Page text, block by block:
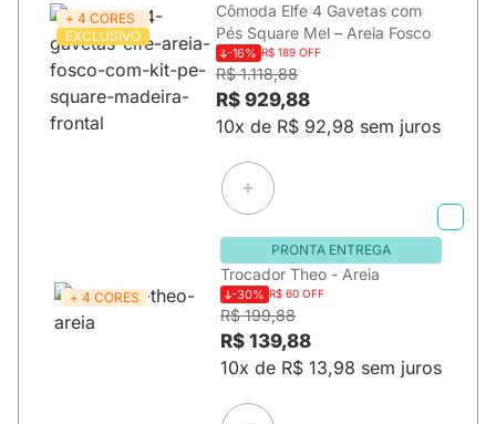
+ 4 CORES
EXCLUSIVO
Cômoda Elfe 4 Gavetas com
Pés Square Mel – Areia Fosco
-16% R$ 189 OFF
R$ 1.118,88
R$ 929,88
10x de R$ 92,98 sem juros
+ 4 CORES
PRONTA ENTREGA
Trocador Theo - Areia
-30% R$ 60 OFF
R$ 199,88
R$ 139,88
10x de R$ 13,98 sem juros